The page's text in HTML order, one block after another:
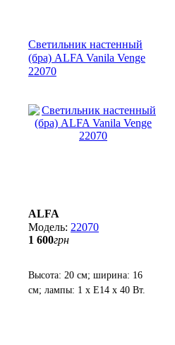
Светильник настенный
(бра) ALFA Vanila Venge
22070
ALFA
22070
1 600грн
Высота: 20 см; ширина: 16
см; лампы: 1 х Е14 х 40 Вт.